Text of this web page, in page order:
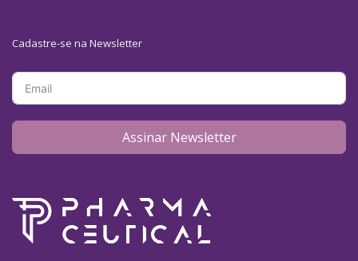
Cadastre-se na Newsletter
Assinar Newsletter